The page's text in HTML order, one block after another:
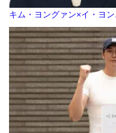
キム・ヨングァン×イ・ヨ